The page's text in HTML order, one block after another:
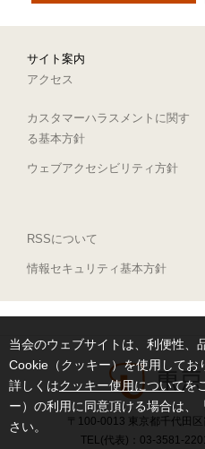
当会のウェブサイトは、利便性、
Cookie（クッキー）を使用してお
詳しくはクッキー使用についてを
ー）の利用に同意頂ける場合は、
さい。
サイト案内
アクセス
カスタマーハラスメントに関す
る基本方針
ウェブアクセシビリティ方針
RSSについて
情報セキュリティ基本方針
〒100-0013 東京都千代田
TEL(代表)：03-3581-